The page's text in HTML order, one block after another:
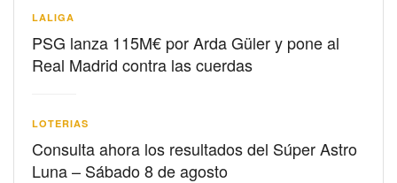
LALIGA
PSG lanza 115M€ por Arda Güler y pone al
Real Madrid contra las cuerdas
LOTERIAS
Consulta ahora los resultados del Súper Astro
Luna – Sábado 8 de agosto